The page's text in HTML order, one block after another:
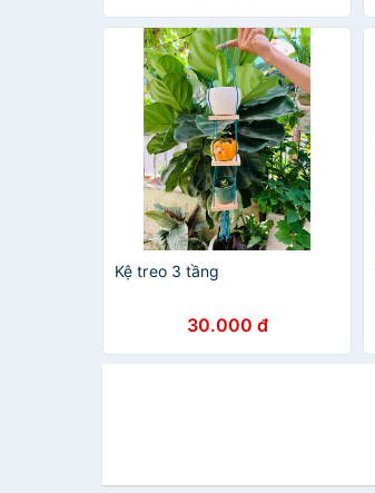
Kệ treo 3 tầng
30.000 đ